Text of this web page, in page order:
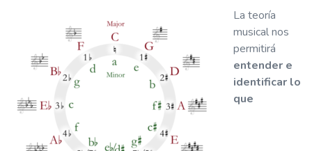
La teoría
musical nos
permitirá
entender e
identificar lo
que